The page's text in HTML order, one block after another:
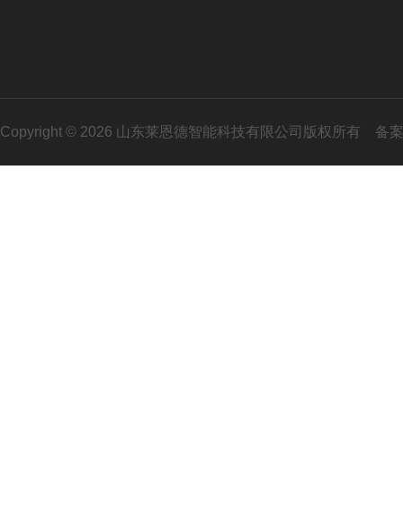
Copyright © 2026 山东莱恩德智能科技有限公司版权所有 备